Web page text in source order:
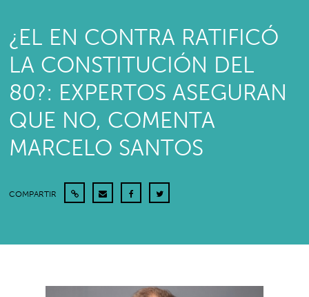
¿EL EN CONTRA RATIFICÓ
LA CONSTITUCIÓN DEL
80?: EXPERTOS ASEGURAN
QUE NO, COMENTA
MARCELO SANTOS
COMPARTIR